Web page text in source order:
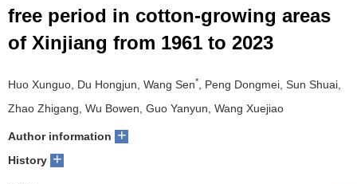
free period in cotton-growing areas
of Xinjiang from 1961 to 2023
Huo Xunguo, Du Hongjun, Wang Sen*
, Peng Dongmei, Sun Shuai,
Zhao Zhigang, Wu Bowen, Guo Yanyun, Wang Xuejiao
Author information +
History +